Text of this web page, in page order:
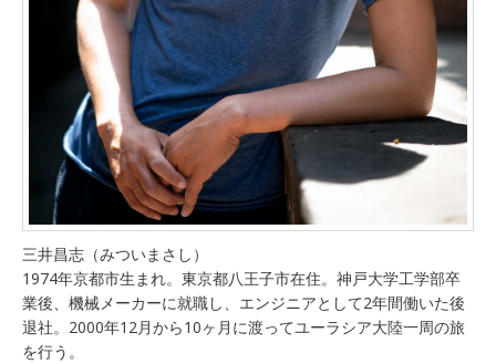
三井昌志（みついまさし）
1974年京都市生まれ。東京都八王子市在住。神戸大学工学部卒
業後、機械メーカーに就職し、エンジニアとして2年間働いた後
退社。2000年12月から10ヶ月に渡ってユーラシア大陸一周の旅
を行う。